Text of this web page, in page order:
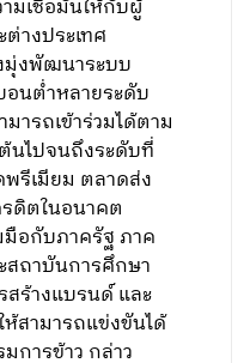
มเชื่อมั่นให้กับผู้
างประเทศ
มุ่งพัฒนาระบบ
อนต่ำหลายระดับ
ารถเข้าร่วมได้ตาม
นไปจนถึงระดับที่
รีเมียม ตลาดส่ง
ดิตในอนาคต
อกับภาครัฐ ภาค
สถาบันการศึกษา
ร้างแบรนด์ และ
สามารถแข่งขันได้
การข้าว กล่าว